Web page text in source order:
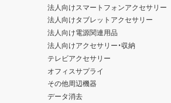
法人向けスマートフォンアクセサリー
法人向けタブレットアクセサリー
法人向け電源関連用品
法人向けアクセサリー・収納
テレビアクセサリー
オフィスサプライ
その他周辺機器
データ消去